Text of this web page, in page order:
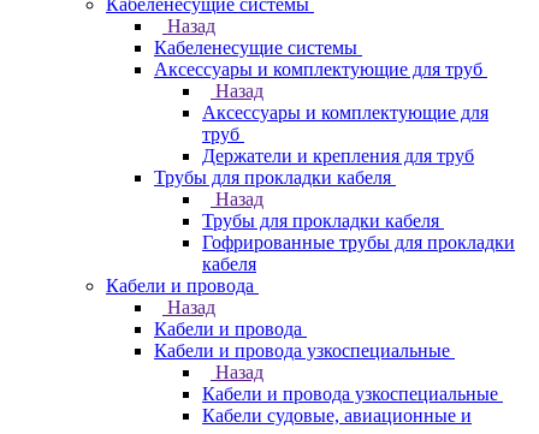
Кабеленесущие системы
Назад
Кабеленесущие системы
Аксессуары и комплектующие для труб
Назад
Аксессуары и комплектующие для
труб
Держатели и крепления для труб
Трубы для прокладки кабеля
Назад
Трубы для прокладки кабеля
Гофрированные трубы для прокладки
кабеля
Кабели и провода
Назад
Кабели и провода
Кабели и провода узкоспециальные
Назад
Кабели и провода узкоспециальные
Кабели судовые, авиационные и